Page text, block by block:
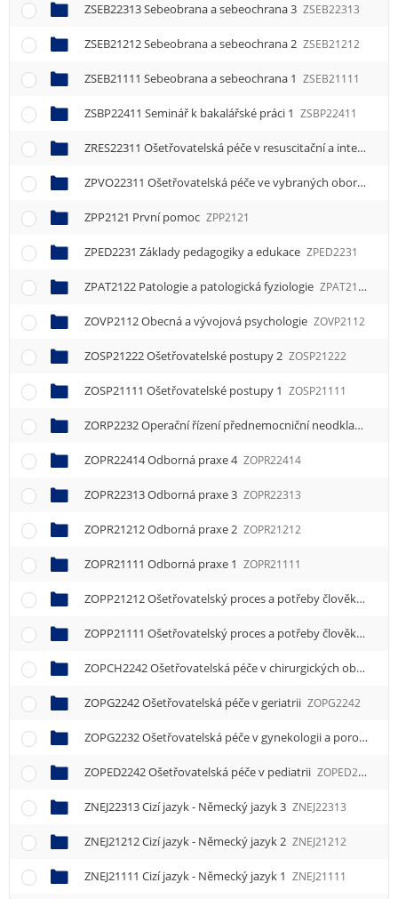
ZSEB22313 Sebeobrana a sebeochrana 3 ZSEB22313
ZSEB21212 Sebeobrana a sebeochrana 2 ZSEB21212
ZSEB21111 Sebeobrana a sebeochrana 1 ZSEB21111
ZSBP22411 Seminář k bakalářské práci 1 ZSBP22411
ZRES22311 Ošetřovatelská péče v resuscitační a intenzivní péči 1
ZPVO22311 Ošetřovatelská péče ve vybraných oborech 1
ZPP2121 První pomoc ZPP2121
ZPED2231 Základy pedagogiky a edukace ZPED2231
ZPAT2122 Patologie a patologická fyziologie ZPAT2122
ZOVP2112 Obecná a vývojová psychologie ZOVP2112
ZOSP21222 Ošetřovatelské postupy 2 ZOSP21222
ZOSP21111 Ošetřovatelské postupy 1 ZOSP21111
ZORP2232 Operační řízení přednemocniční neodkladné péče
ZOPR22414 Odborná praxe 4 ZOPR22414
ZOPR22313 Odborná praxe 3 ZOPR22313
ZOPR21212 Odborná praxe 2 ZOPR21212
ZOPR21111 Odborná praxe 1 ZOPR21111
ZOPP21212 Ošetřovatelský proces a potřeby člověka 2
ZOPP21111 Ošetřovatelský proces a potřeby člověka 1
ZOPCH2242 Ošetřovatelská péče v chirurgických oborech a traumatologii
ZOPG2242 Ošetřovatelská péče v geriatrii ZOPG2242
ZOPG2232 Ošetřovatelská péče v gynekologii a porodnictví
ZOPED2242 Ošetřovatelská péče v pediatrii ZOPED2242
ZNEJ22313 Cizí jazyk - Německý jazyk 3 ZNEJ22313
ZNEJ21212 Cizí jazyk - Německý jazyk 2 ZNEJ21212
ZNEJ21111 Cizí jazyk - Německý jazyk 1 ZNEJ21111